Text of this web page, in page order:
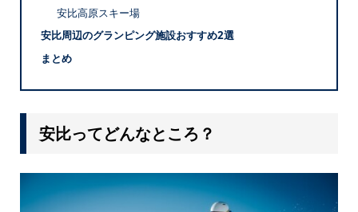
安比高原スキー場
安比周辺のグランピング施設おすすめ2選
まとめ
安比ってどんなところ？